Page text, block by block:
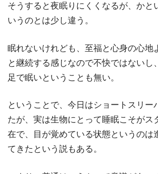
そうすると夜眠りにくくなるが、かと
いうのとは少し違う。
眠れないけれども、至福と心身の心地
と継続する感じなので不快ではないし
足で眠いということも無い。
ということで、今日はショートスリー
たが、実は生物にとって睡眠こそがス
在で、目が覚めている状態というのは
てきたという説もある。